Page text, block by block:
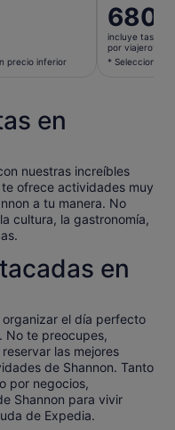
precio inferior
El
precio
es
de
personas
para
obtener
un
inferior
680
incluye tasas e
por viajero*
* Selecciona
en
nuestras increíbles
ofrece actividades muy
a tu manera. No
cultura, la gastronomía,
en
el día perfecto
No te preocupes,
las mejores
de Shannon. Tanto
por negocios,
Shannon para vivir
de Expedia.